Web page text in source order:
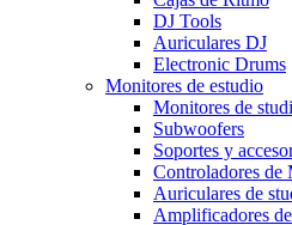
DJ Tools
Auriculares DJ
Electronic Drums
Monitores de estudio
Monitores de
Subwoofers
Soportes y
Controladores de
Auriculares de
Amplificadores